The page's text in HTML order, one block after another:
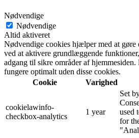
Nødvendige
Nødvendige
Altid aktiveret
Nødvendige cookies hjælper med at gøre
ved at aktivere grundlæggende
adgang til sikre områder af
fungere optimalt uden disse cookies.
Cookie
Varighed
cookielawinfo-
checkbox-analytics
1 year
Set
used
for